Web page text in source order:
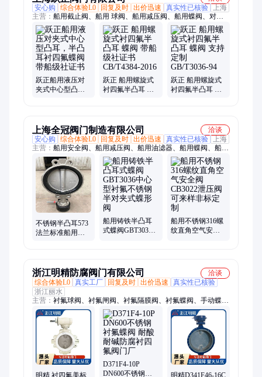
安心购
综合体验L0 回复及时 出价迅速 真实性已核验
上海
主营： 船用截止阀、船用 球阀、船用减压阀、船用蝶阀、对夹
式蝶阀、船用法兰蝶阀、船用全铜蝶阀、船用中心型蝶阀、船用
双偏心蝶阀、船用闸阀、船用止回阀、船用附件、船用滤器、船
用阀门、蝶形止回阀、船用取样器、液压手动泵、HF-1280-25、
船用安全阀、船用防浪阀、船用不锈钢截止阀、船用青铜截止止
回阀、船用气动快关阀、船用空气帽、船用不锈钢法兰球阀
跃正船用液压对
夹式中心型凸
跃正 船用螺旋式
衬四氟半凸耳 蝶
跃正 船用螺旋式
衬四氟半凸耳 蝶
上海全冠阀门制造有限公司
洽谈
安心购
综合体验L0 回复及时 出价迅速 真实性已核验
上海
主营： 船用安全阀、船用减压阀、船用油滤器、船用蝶阀、船用
液压阀门、船用青铜阀门、船用不锈钢阀门、船用铸钢阀门、船
用铸铁阀门、船用自闭阀、船用海水滤器、船用调节阀、船用止
回阀、船用截止阀、船用闸阀、船用旋塞、船用球阀
不锈钢半凸耳573
法兰标准船用蝶
船用铸铁半凸耳
式蝶阀GBT3036
船用不锈钢316螺
纹直角空气安全
浙江明精防腐阀门有限公司
洽谈
综合体验L0 真实工厂 回复及时 出价迅速
真实性已核验
浙江丽水
主营： 衬氟球阀、衬氟闸阀、衬氟隔膜阀、衬氟蝶阀、手动蝶
阀、蝶阀脱硫、蝶阀耐酸、衬氟截止阀、耐酸碱、截止阀、止回
阀、过滤器、旋塞阀、隔膜阀、ff面球阀、法兰闸阀、美标闸
阀、衬里阀门、国标闸阀、四氟球阀、气动球阀、衬氟止回阀、
美标阀门、电动阀门
明精 衬四氟美标
D371F4-10P
DN600不锈钢衬
明精D341F46-16C